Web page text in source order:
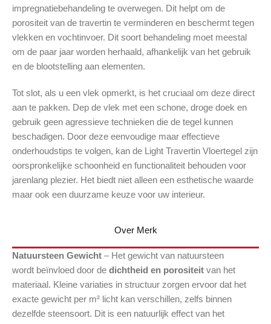
Over Merk
impregnatiebehandeling te overwegen. Dit helpt om de
porositeit van de travertin te verminderen en beschermt tegen
vlekken en vochtinvoer. Dit soort behandeling moet meestal
om de paar jaar worden herhaald, afhankelijk van het gebruik
en de blootstelling aan elementen.
Tot slot, als u een vlek opmerkt, is het cruciaal om deze direct
aan te pakken. Dep de vlek met een schone, droge doek en
gebruik geen agressieve technieken die de tegel kunnen
beschadigen. Door deze eenvoudige maar effectieve
onderhoudstips te volgen, kan de Light Travertin Vloertegel zijn
oorspronkelijke schoonheid en functionaliteit behouden voor
jarenlang plezier. Het biedt niet alleen een esthetische waarde
maar ook een duurzame keuze voor uw interieur.
Natuursteen Gewicht – Het gewicht van natuursteen
wordt beïnvloed door de dichtheid en porositeit van het
materiaal. Kleine variaties in structuur zorgen ervoor dat het
exacte gewicht per m² licht kan verschillen, zelfs binnen
dezelfde steensoort. Dit is een natuurlijk effect van het